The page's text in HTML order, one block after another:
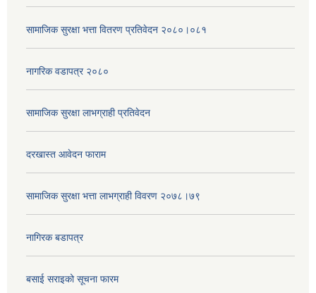
सामाजिक सुरक्षा भत्ता वितरण प्रतिवेदन २०८०।०८१
नागरिक वडापत्र २०८०
सामाजिक सुरक्षा लाभग्राही प्रतिवेदन
दरखास्त आवेदन फाराम
सामाजिक सुरक्षा भत्ता लाभग्राही विवरण २०७८।७९
नागिरक बडापत्र
बसाई सराइको सूचना फारम